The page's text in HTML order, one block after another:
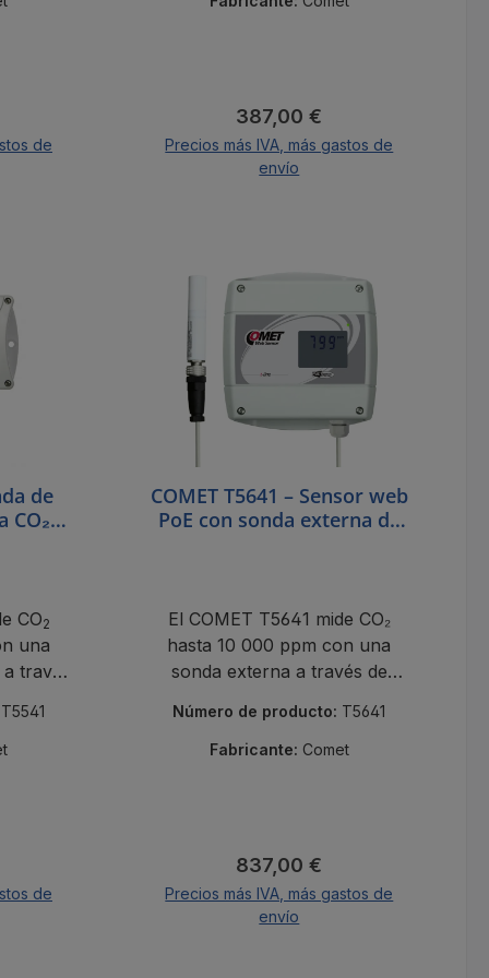
de
Precio normal:
387,00 €
Precios más IVA, más gastos de
envío
de
CO₂
CO2
una
través
T5541
de
COMET T5641 – Sensor web
PoE con sonda externa de
El COMET T5641 mide CO₂
hasta 10 000 ppm con una
sonda externa a través de
en la nube.
Número de producto: T5641
Fabricante: Comet
Precio normal:
837,00 €
Precios más IVA, más gastos de
envío